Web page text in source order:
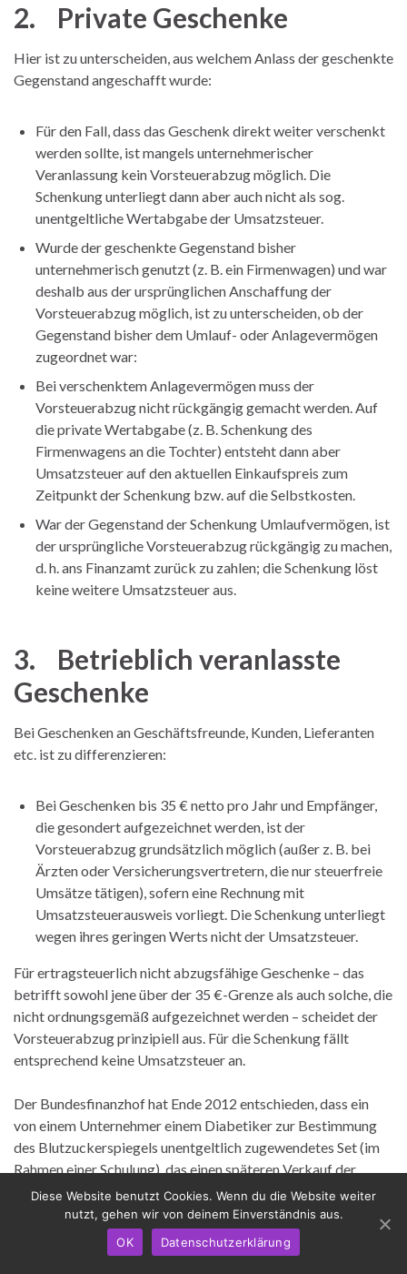
2. Private Geschenke
Hier ist zu unterscheiden, aus welchem Anlass der geschenkte
Gegenstand angeschafft wurde:
Für den Fall, dass das Geschenk direkt weiter verschenkt
werden sollte, ist mangels unternehmerischer
Veranlassung kein Vorsteuerabzug möglich. Die
Schenkung unterliegt dann aber auch nicht als sog.
unentgeltliche Wertabgabe der Umsatzsteuer.
Wurde der geschenkte Gegenstand bisher
unternehmerisch genutzt (z. B. ein Firmenwagen) und war
deshalb aus der ursprünglichen Anschaffung der
Vorsteuerabzug möglich, ist zu unterscheiden, ob der
Gegenstand bisher dem Umlauf- oder Anlagevermögen
zugeordnet war:
Bei verschenktem Anlagevermögen muss der
Vorsteuerabzug nicht rückgängig gemacht werden. Auf
die private Wertabgabe (z. B. Schenkung des
Firmenwagens an die Tochter) entsteht dann aber
Umsatzsteuer auf den aktuellen Einkaufspreis zum
Zeitpunkt der Schenkung bzw. auf die Selbstkosten.
War der Gegenstand der Schenkung Umlaufvermögen, ist
der ursprüngliche Vorsteuerabzug rückgängig zu machen,
d. h. ans Finanzamt zurück zu zahlen; die Schenkung löst
keine weitere Umsatzsteuer aus.
3. Betrieblich veranlasste
Geschenke
Bei Geschenken an Geschäftsfreunde, Kunden, Lieferanten
etc. ist zu differenzieren:
Bei Geschenken bis 35 € netto pro Jahr und Empfänger,
die gesondert aufgezeichnet werden, ist der
Vorsteuerabzug grundsätzlich möglich (außer z. B. bei
Ärzten oder Versicherungsvertretern, die nur steuerfreie
Umsätze tätigen), sofern eine Rechnung mit
Umsatzsteuerausweis vorliegt. Die Schenkung unterliegt
wegen ihres geringen Werts nicht der Umsatzsteuer.
Für ertragsteuerlich nicht abzugsfähige Geschenke – das
betrifft sowohl jene über der 35 €-Grenze als auch solche, die
nicht ordnungsgemäß aufgezeichnet werden – scheidet der
Vorsteuerabzug prinzipiell aus. Für die Schenkung fällt
entsprechend keine Umsatzsteuer an.
Der Bundesfinanzhof hat Ende 2012 entschieden, dass ein
von einem Unternehmer einem Diabetiker zur Bestimmung
des Blutzuckerspiegels unentgeltlich zugewendetes Set (im
Rahmen einer Schulung), das einen späteren Verkauf der
Teststreifen fördern sollte, kein Warenmuster ist. Ob ein
umsatzsteuerbares Geschenk von geringem Wert i. S. einer
Lieferung gegen Entgelt vorliegt, hängt von der Einhaltung
der einkommensteuerrechtlichen Wertgrenze (35 €) ab. Ist
Diese Website benutzt Cookies. Wenn du die Website weiter
nutzt, gehen wir von deinem Einverständnis aus.
OK
Datenschutzerklärung